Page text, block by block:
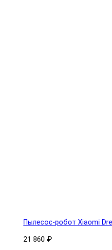
Пылесос-робот Xiaomi
21 860 ₽